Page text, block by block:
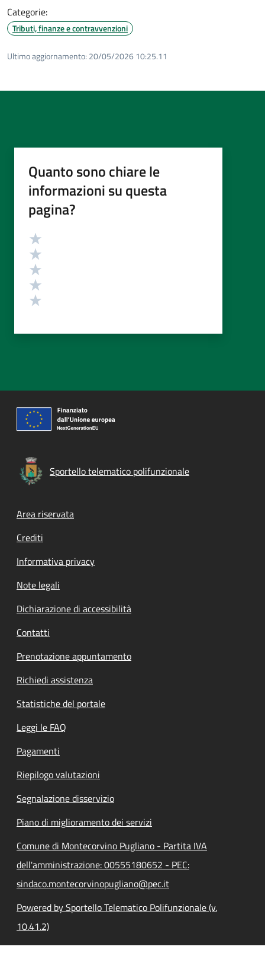
Categorie:
Tributi, finanze e contravvenzioni
Ultimo aggiornamento: 20/05/2026 10:25.11
Quanto sono chiare le
informazioni su questa
pagina?
Valutazione
Sportello telematico polifunzionale
Footer menu
Area riservata
Crediti
Informativa privacy
Note legali
Dichiarazione di accessibilità
Contatti
Prenotazione appuntamento
Richiedi assistenza
Statistiche del portale
Leggi le FAQ
Pagamenti
Riepilogo valutazioni
Segnalazione disservizio
Piano di miglioramento dei servizi
Comune di Montecorvino Pugliano - Partita IVA
dell'amministrazione: 00555180652 - PEC:
sindaco.montecorvinopugliano@pec.it
Powered by Sportello Telematico Polifunzionale (v.
10.41.2)